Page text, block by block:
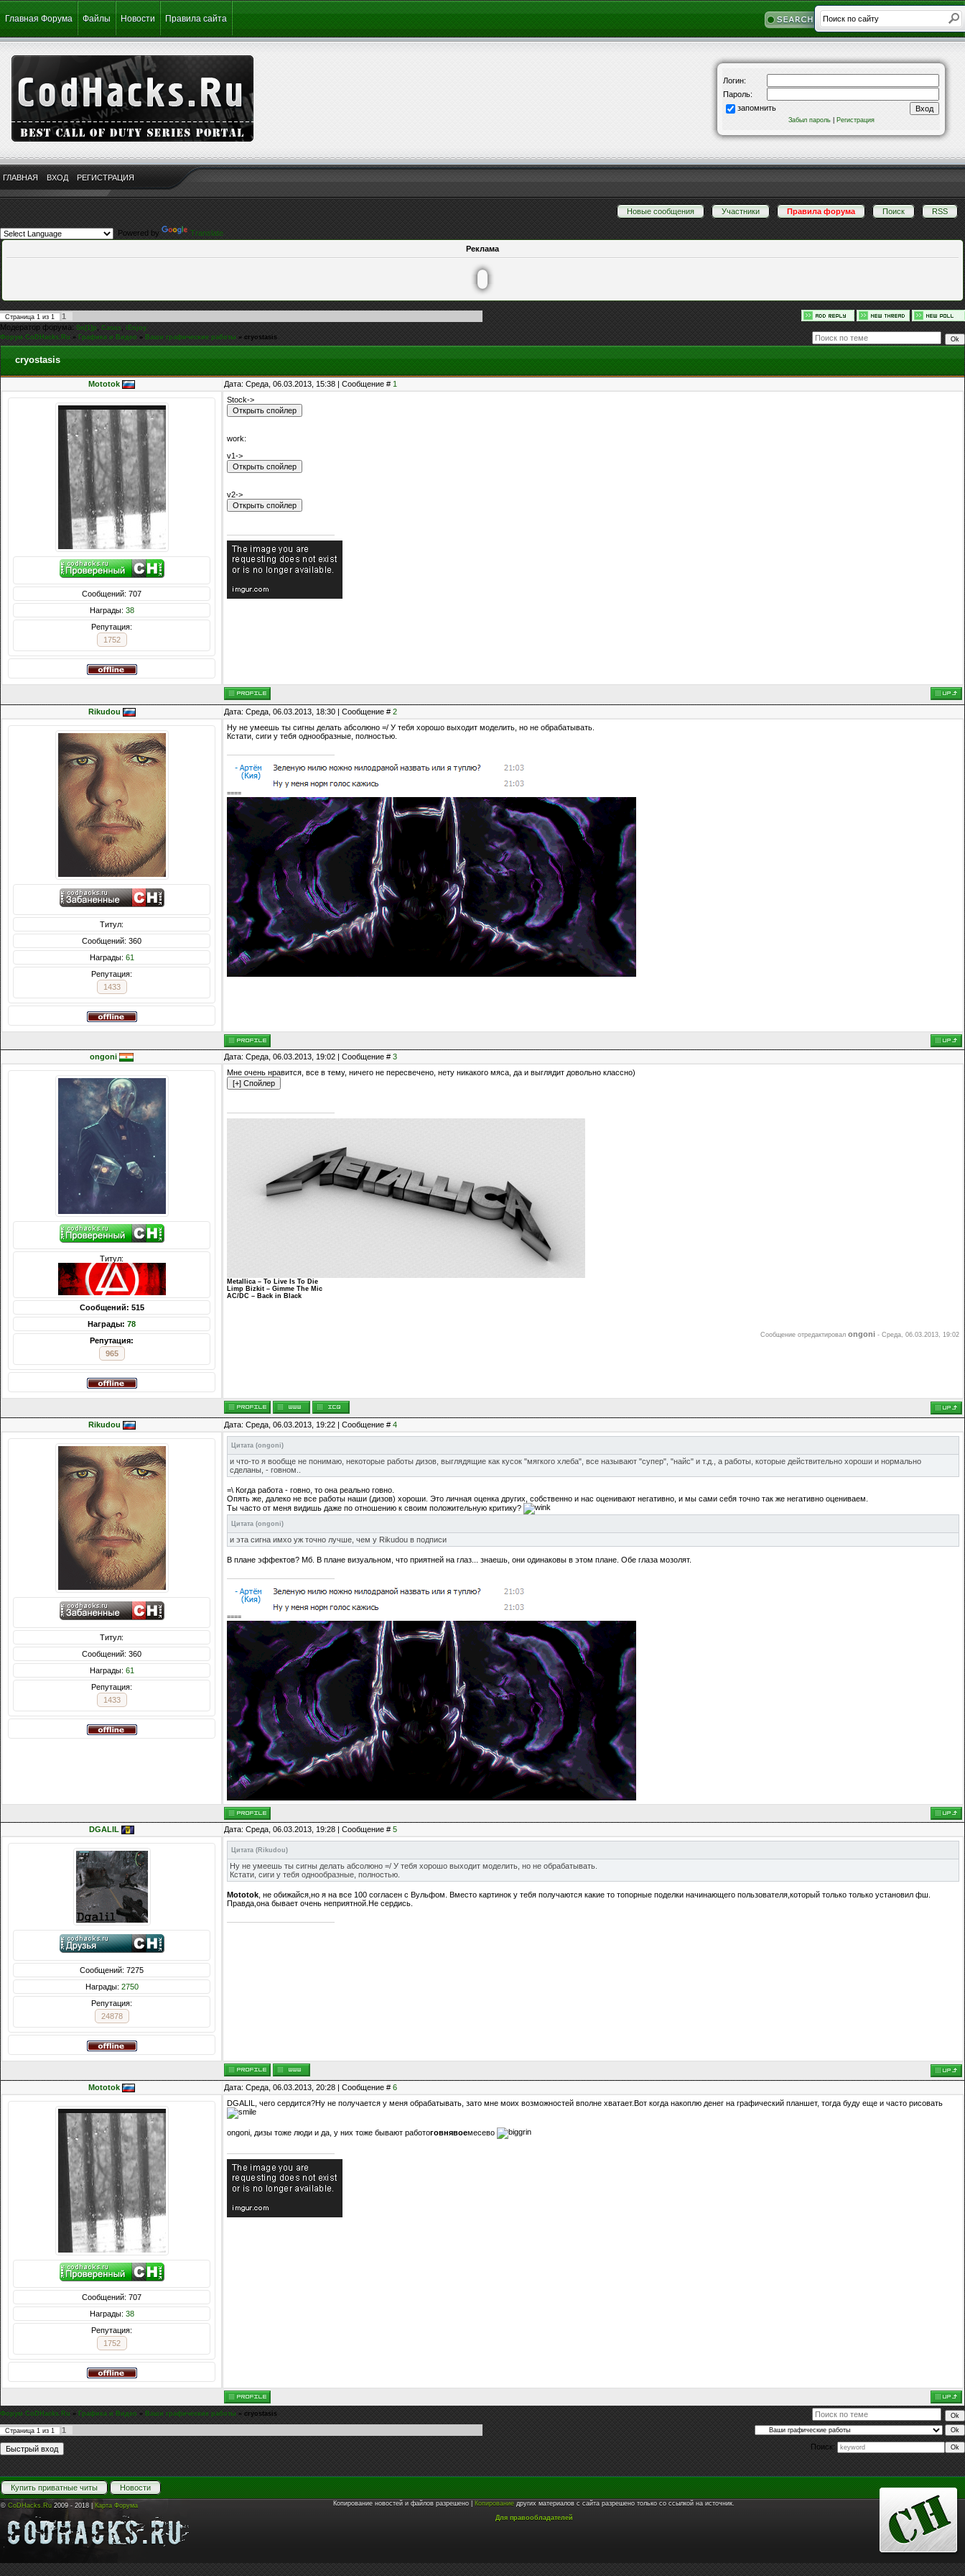
Главная Форума Файлы Новости Правила сайта
ГЛАВНАЯ ВХОД РЕГИСТРАЦИЯ
Логин:
Пароль:
запомнить
Забыл пароль| Регистрация
Новые сообщения · Участники · Правила форума · Поиск · RSS
Powered by
Translate
Реклама
Страница 1 из 1
1
Модератор форума:Sn[1]p,Casus,iEnjoy
Форум CoDHacks.Ru » Графика и Видео » Ваши графические работы » cryostasis
cryostasis
Mototok Дата: Среда, 06.03.2013, 15:38 | Сообщение # 1
Сообщений: 707
Награды: 38
Репутация:
1752
Stock->
work:
v1->
v2->
Rikudou Дата: Среда, 06.03.2013, 18:30 | Сообщение # 2
Титул:
Сообщений: 360
Награды: 61
Репутация:
1433
Ну не умеешь ты сигны делать абсолюно =/ У тебя хорошо выходит моделить, но не обрабатывать.
Кстати, сиги у тебя однообразные, полностью.
====
ongoni Дата: Среда, 06.03.2013, 19:02 | Сообщение # 3
Титул:
Сообщений: 515
Награды: 78
Репутация:
965
Мне очень нравится, все в тему, ничего не пересвечено, нету никакого мяса, да и выглядит довольно классно)
Metallica – To Live Is To Die
Limp Bizkit – Gimme The Mic
AC/DC – Back in Black
Сообщение отредактировал ongoni - Среда, 06.03.2013, 19:02
Rikudou Дата: Среда, 06.03.2013, 19:22 | Сообщение # 4
Титул:
Сообщений: 360
Награды: 61
Репутация:
1433
Цитата (ongoni)
и что-то я вообще не понимаю, некоторые работы дизов, выглядящие как кусок "мягкого хлеба", все называют "супер", "найс" и т.д., а работы, которые действительно хороши и нормально
сделаны, - говном..
=\ Когда работа - говно, то она реально говно.
Опять же, далеко не все работы наши (дизов) хороши. Это личная оценка других, собственно и нас оценивают негативно, и мы сами себя точно так же негативно оцениваем.
Ты часто от меня видишь даже по отношению к своим положительную критику?
Цитата (ongoni)
и эта сигна имхо уж точно лучше, чем у Rikudou в подписи
В плане эффектов? Мб. В плане визуальном, что приятней на глаз... знаешь, они одинаковы в этом плане. Обе глаза мозолят.
====
DGALIL Дата: Среда, 06.03.2013, 19:28 | Сообщение # 5
Сообщений: 7275
Награды: 2750
Репутация:
24878
Цитата ( Rikudou)
Ну не умеешь ты сигны делать абсолюно =/ У тебя хорошо выходит моделить, но не обрабатывать.
Кстати, сиги у тебя однообразные, полностью.
Mototok , не обижайся,но я на все 100 согласен с Вульфом. Вместо картинок у тебя получаются какие то топорные поделки начинающего пользователя,который только только установил фш.
Правда,она бывает очень неприятной.Не сердись.
Mototok Дата: Среда, 06.03.2013, 20:28 | Сообщение # 6
Сообщений: 707
Награды: 38
Репутация:
1752
DGALIL, чего сердится?Ну не получается у меня обрабатывать, зато мне моих возможностей вполне хватает.Вот когда накоплю денег на графический планшет, тогда буду еще и часто рисовать
ongoni, дизы тоже люди и да, у них тоже бывают работоговнявоемесево
Форум CoDHacks.Ru » Графика и Видео » Ваши графические работы » cryostasis
Страница 1 из 1
1
Поиск:
Купить приватные читы Новости
© CoDHacks.Ru 2009 - 2018 | Карта Форума Копирование новостей и файлов разрешено | Копирование других материалов с сайта разрешено только со ссылкой на источник.
Для правообладателей